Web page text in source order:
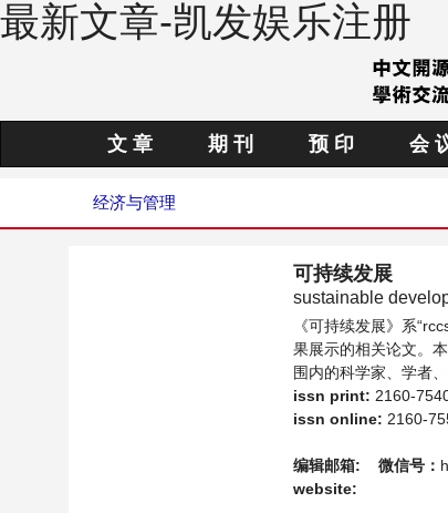
最新文章-凯发娱乐注册
文 章 期 刊 预 印 会
经济与管理
可持续发展
sustainable
《可持续发展》系
果展示的相关论文。
围内的科学家、学者
issn print: 2160-
issn online: 2160-
编辑邮箱: 微信号：
website: